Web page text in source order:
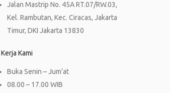
Jalan Mastrip No. 45A RT.07/RW.03,
Kel. Rambutan, Kec. Ciracas, Jakarta
Timur, DKI Jakarta 13830
Kami
Buka Senin – Jum’at
08.00 – 17.00 WIB